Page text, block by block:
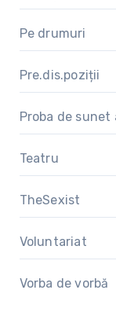
Pe drumuri
Pre.dis.poziții
Proba de
Teatru
TheSexist
Voluntariat
Vorba de vorbă